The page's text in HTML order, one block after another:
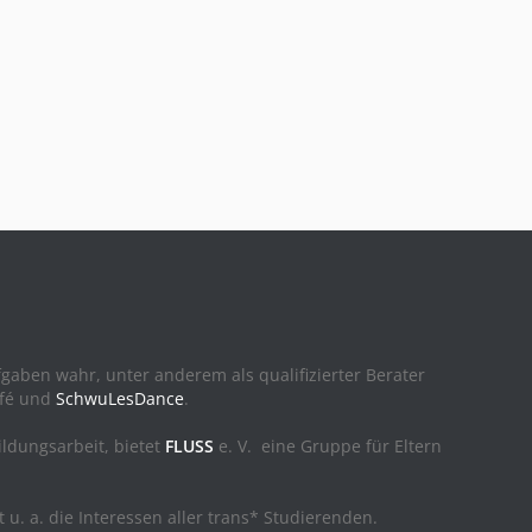
wahr, unter anderem als qualifizierter Berater
und SchwuLesDance.
bietet FLUSS e. V. eine Gruppe für Eltern
a. die Interessen aller trans* Studierenden.